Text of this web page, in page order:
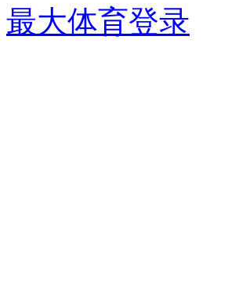
最大体育登录